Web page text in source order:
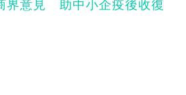
界意見 助中小企疫後收復